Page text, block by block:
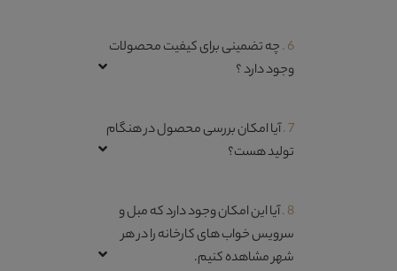
6 . چه تضمینی برای کیفیت محصولات
وجود دارد ؟
7 . آیا امکان بررسی محصول در هنگام
تولید هست؟
8 . آیا این امکان وجود دارد که مبل و
سرویس خواب های کارخانه را در هر
شهر مشاهده کنیم.